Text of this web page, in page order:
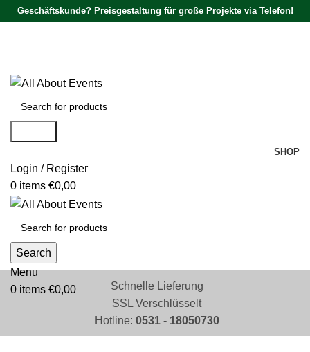
Geschäftskunde? Preisgestaltung für große Projekte via Telefon!
SHOP
Login / Register
0 items €0,00
Search
Menu
0 items €0,00
Schnelle Lieferung
SSL Verschlüsselt
Hotline: 0531 - 18050730